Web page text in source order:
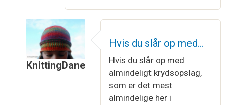
KnittingDane
Retside og vrangsideafCharlotte
Hvis du slår op med…
Hvis du slår op med
almindeligt krydsopslag,
som er det mest
almindelige her i